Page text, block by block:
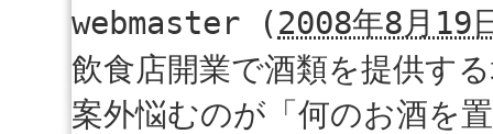
webmaster (2008年8月
飲食店開業で酒類を提供す
案外悩むのが「何のお酒を